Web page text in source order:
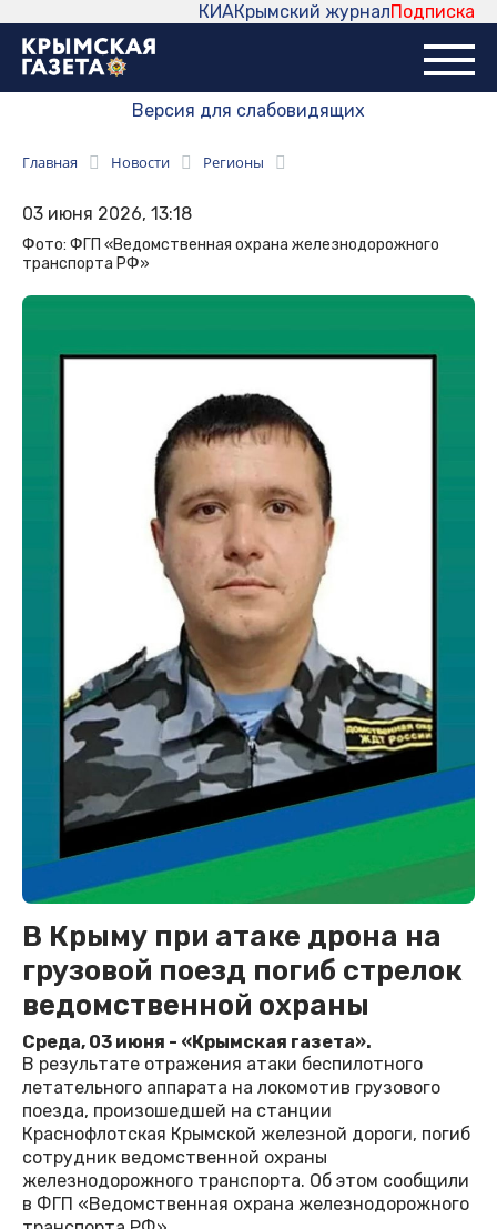
Подписка
Крымский журнал
КИА
Версия для слабовидящих
Главная Новости Регионы
03 июня 2026, 13:18
Фото: ФГП «Ведомственная охрана железнодорожного
транспорта РФ»
В Крыму при атаке дрона на
грузовой поезд погиб стрелок
ведомственной охраны
Среда, 03 июня - «Крымская газета».
В результате отражения атаки беспилотного
летательного аппарата на локомотив грузового
поезда, произошедшей на станции
Краснофлотская Крымской железной дороги, погиб
сотрудник ведомственной охраны
железнодорожного транспорта. Об этом сообщили
в ФГП «Ведомственная охрана железнодорожного